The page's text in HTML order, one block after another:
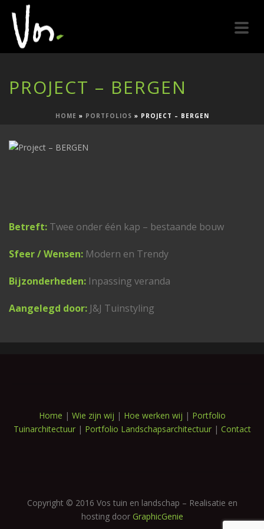
PROJECT – BERGEN
HOME » PORTFOLIOS » PROJECT – BERGEN
Betreft: Twee onder één kap – bestaande bouw
Sfeer / Wensen: Modern en Trendy
Bijzonderheden: Inpassing veranda
Aangelegd door: J&J Tuinstyling
Home | Wie zijn wij | Hoe werken wij | Portfolio
Tuinarchitectuur| Portfolio Landschapsarchitectuur| Contact
Copyright © 2016 Vos tuin en landschap – Realisatie en
hosting door GraphicGenie